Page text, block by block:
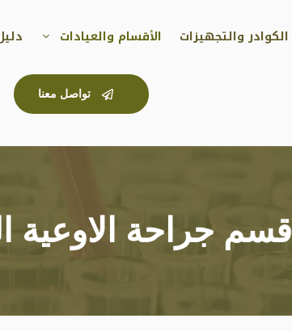
الكوادر والتجهيزات الأقسام والعيادات
تواصل معنا
قسم جراحة الاوعية